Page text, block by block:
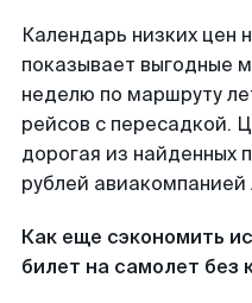
Календарь низких цен
показывает выгодные
неделю по маршруту
рейсов с пересадкой.
дорогая из найденных
рублей
Как еще сэкономить
билет на самолет без